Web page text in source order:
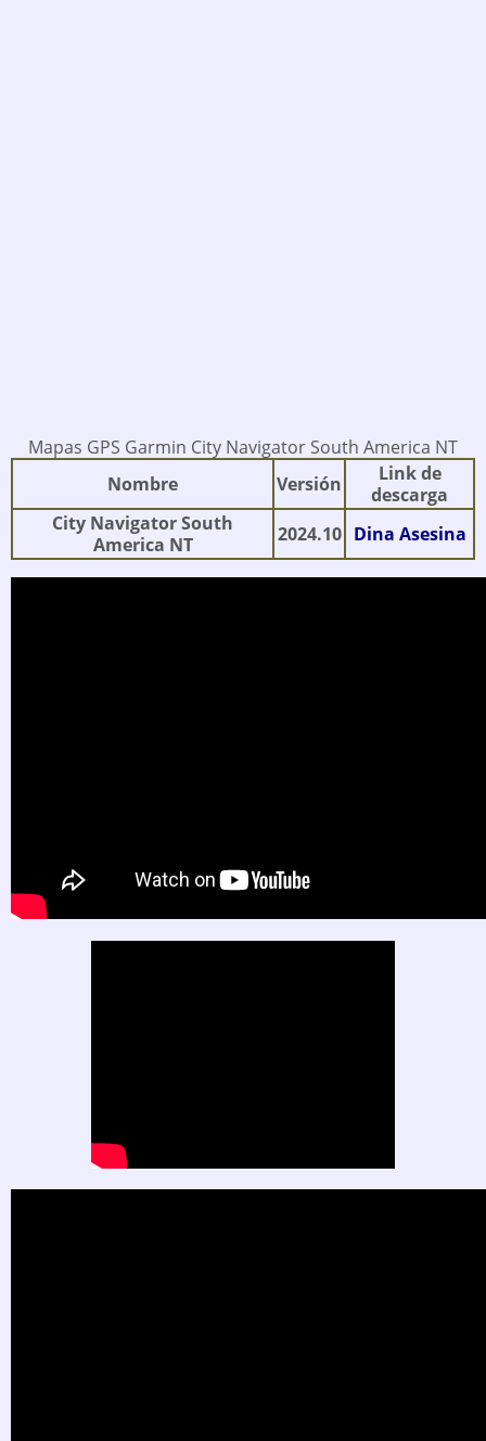
Mapas GPS Garmin City Navigator South America NT
Nombre
Versión
Link de
descarga
City Navigator South
America NT
2024.10 Dina Asesina